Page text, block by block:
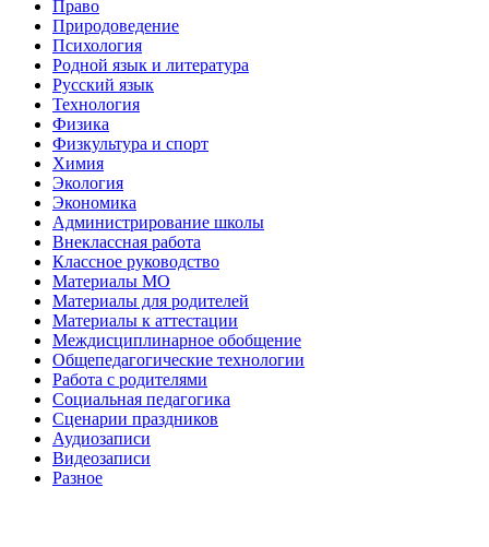
Право
Природоведение
Психология
Родной язык и литература
Русский язык
Технология
Физика
Физкультура и спорт
Химия
Экология
Экономика
Администрирование школы
Внеклассная работа
Классное руководство
Материалы МО
Материалы для родителей
Материалы к аттестации
Междисциплинарное обобщение
Общепедагогические технологии
Работа с родителями
Социальная педагогика
Сценарии праздников
Аудиозаписи
Видеозаписи
Разное